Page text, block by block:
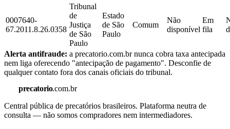
0007640-
67.2011.8.26.0358
Tribunal
de
Justiça
de São
Paulo
Estado
de São
Paulo
Comum
Não
disponível
Em
fila
Alerta antifraude: a precatorio.com.br nunca cobra taxa antecipada
nem liga oferecendo "antecipação de pagamento". Desconfie de
qualquer contato fora dos canais oficiais do tribunal.
precatorio.com.br
Central pública de precatórios brasileiros. Plataforma neutra de
consulta — não somos compradores nem intermediadores.